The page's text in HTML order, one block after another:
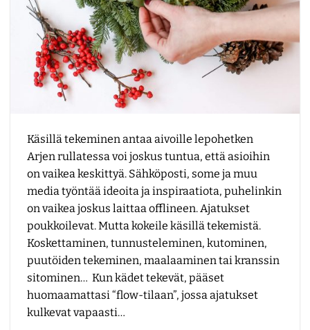
Käsillä tekeminen antaa aivoille lepohetken
Arjen rullatessa voi joskus tuntua, että asioihin
on vaikea keskittyä. Sähköposti, some ja muu
media työntää ideoita ja inspiraatiota, puhelinkin
on vaikea joskus laittaa offlineen. Ajatukset
poukkoilevat. Mutta kokeile käsillä tekemistä.
Koskettaminen, tunnusteleminen, kutominen,
puutöiden tekeminen, maalaaminen tai kranssin
sitominen… Kun kädet tekevät, pääset
huomaamattasi “flow-tilaan”, jossa ajatukset
kulkevat vapaasti…